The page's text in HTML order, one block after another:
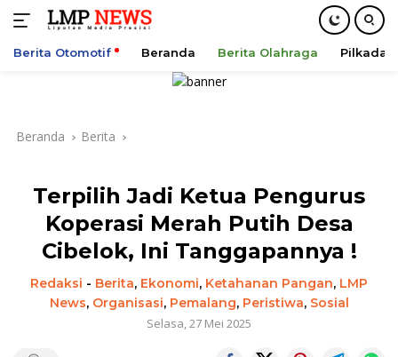
Berita Otomotif Beranda Berita Olahraga Pilkada
Beranda Berita
Terpilih Jadi Ketua Pengurus
Koperasi Merah Putih Desa
Cibelok, Ini Tanggapannya !
Redaksi - Berita, Ekonomi, Ketahanan Pangan, LMP
News, Organisasi, Pemalang, Peristiwa, Sosial
Selasa, 27 Mei 2025